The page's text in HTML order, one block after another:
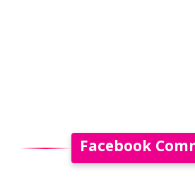
Facebook